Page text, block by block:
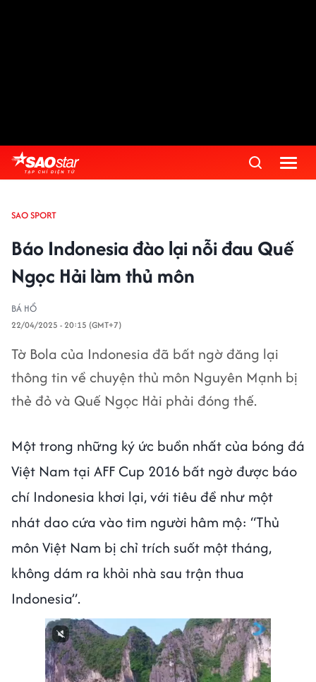
SAO SPORT
Báo Indonesia đào lại nỗi đau Quế
Ngọc Hải làm thủ môn
BÁ HỔ
22/04/2025 - 20:15 (GMT+7)
Tờ Bola của Indonesia đã bất ngờ đăng lại
thông tin về chuyện thủ môn Nguyên Mạnh bị
thẻ đỏ và Quế Ngọc Hải phải đóng thế.
Một trong những ký ức buồn nhất của bóng đá
Việt Nam tại AFF Cup 2016 bất ngờ được báo
chí Indonesia khơi lại, với tiêu đề như một
nhát dao cứa vào tim người hâm mộ: “Thủ
môn Việt Nam bị chỉ trích suốt một tháng,
không dám ra khỏi nhà sau trận thua
Indonesia”.